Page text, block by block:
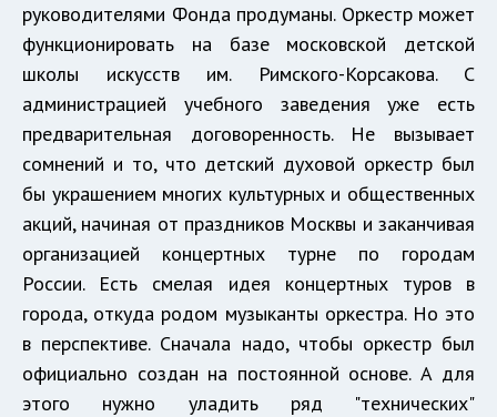
руководителями Фонда продуманы. Оркестр может
функционировать на базе московской детской
школы искусств им. Римского-Корсакова. С
администрацией учебного заведения уже есть
предварительная договоренность. Не вызывает
сомнений и то, что детский духовой оркестр был
бы украшением многих культурных и общественных
акций, начиная от праздников Москвы и заканчивая
организацией концертных турне по городам
России. Есть смелая идея концертных туров в
города, откуда родом музыканты оркестра. Но это
в перспективе. Сначала надо, чтобы оркестр был
официально создан на постоянной основе. А для
этого нужно уладить ряд "технических"